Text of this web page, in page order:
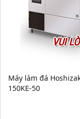
VUI
Máy làm đá
150KE-50